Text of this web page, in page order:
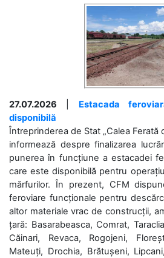
27.07.2026
Estacada
disponibilă
Întreprinderea de Stat „Calea Ferată
informează despre finalizarea
punerea în funcțiune a estacadei
care este disponibilă pentru
mărfurilor. În prezent, CFM
feroviare funcționale pentru
altor materiale vrac de construcții,
țară: Basarabeasca, Comrat,
Căinari, Revaca, Rogojeni,
Mateuți, Drochia, Brătușeni,